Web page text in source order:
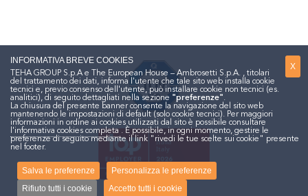
X
INFORMATIVA BREVE COOKIES
TEHA GROUP S.p.A e The European House – Ambrosetti S.p.A. , titolari
del trattamento dei dati, informa l'utente che tale sito web installa cookie
tecnici e, previo consenso dell'utente, può installare cookie non tecnici (es.
analitici), di seguito dettagliati nella sezione "preferenze".
La chiusura del presente banner consente la navigazione del sito web
mantenendo le impostazioni di default (solo cookie tecnici). Per maggiori
informazioni in ordine ai cookies utilizzati dal sito è possibile consultare
l'informativa cookies completa . È possibile, in ogni momento, gestire le
preferenze di seguito mediante il link "rivedi le tue scelte sui cookie" presente
nel footer.
Salva le preferenze
Personalizza le preferenze
Rifiuto tutti i cookie
Accetto tutti i cookie